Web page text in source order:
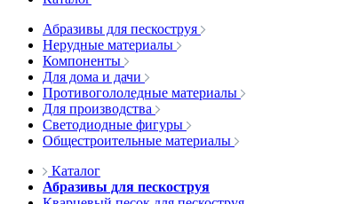
Абразивы для пескоструя
Нерудные материалы
Компоненты
Для дома и дачи
Противогололедные материалы
Для производства
Светодиодные фигуры
Общестроительные материалы
Каталог
Абразивы для пескоструя